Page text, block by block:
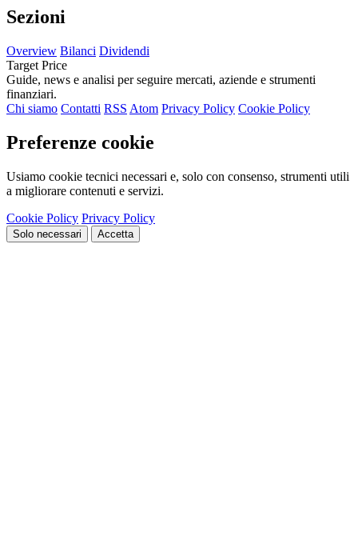
Sezioni
Overview Bilanci Dividendi
Target Price
Guide, news e analisi per seguire mercati, aziende e strumenti
finanziari.
Chi siamo Contatti RSS Atom Privacy Policy Cookie Policy
Preferenze cookie
Usiamo cookie tecnici necessari e, solo con consenso, strumenti utili
a migliorare contenuti e servizi.
Cookie Policy Privacy Policy
Solo necessari Accetta